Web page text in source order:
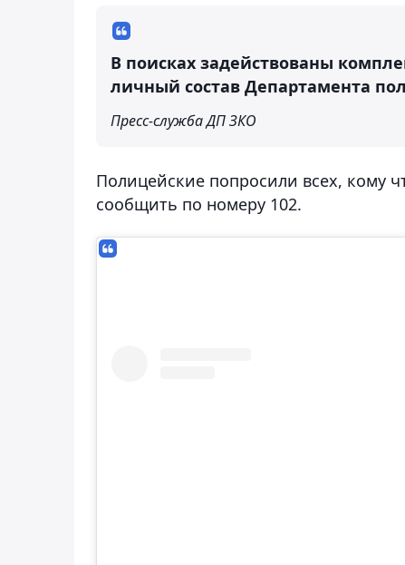
В поисках задействованы
личный состав Департамента
Пресс-служба ДП ЗКО
Полицейские попросили всех, кому
сообщить по номеру 102.